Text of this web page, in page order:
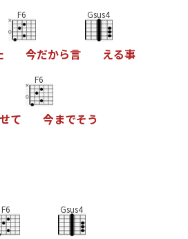
F6
今だから言
Gsus4
える事
て
F6
今までそう
F6 Gsus4